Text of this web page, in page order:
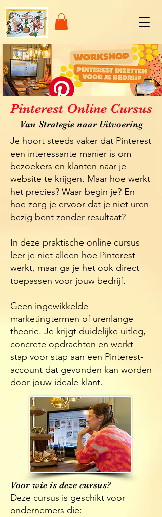
Pinterest Online Cursus
Van Strategie naar Uitvoering
Je hoort steeds vaker dat Pinterest
een interessante manier is om
bezoekers en klanten naar je
website te krijgen. Maar hoe werkt
het precies? Waar begin je? En
hoe zorg je ervoor dat je niet uren
bezig bent zonder resultaat?
In deze praktische online cursus
leer je niet alleen hoe Pinterest
werkt, maar ga je het ook direct
toepassen voor jouw bedrijf.
Geen ingewikkelde
marketingtermen of urenlange
theorie. Je krijgt duidelijke uitleg,
concrete opdrachten en werkt
stap voor stap aan een Pinterest-
account dat gevonden kan worden
door jouw ideale klant.
​​Voor wie is deze cursus?
Deze cursus is geschikt voor
ondernemers die: